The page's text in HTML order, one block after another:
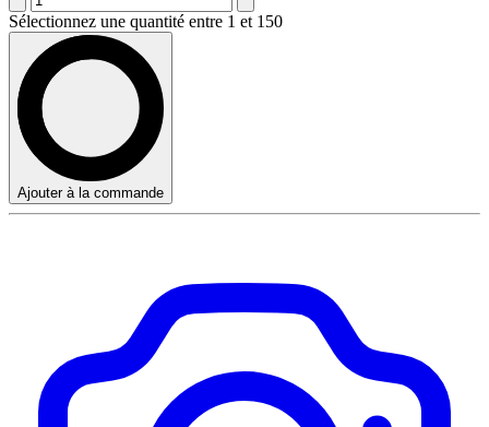
Sélectionnez une quantité entre 1 et 150
Ajouter à la commande